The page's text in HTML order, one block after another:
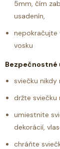
5mm, čím
usadenín,
nepokračujte
vosku
Bezpečnostné
sviečku
držte
umiestnite
dekorácií,
chráňte